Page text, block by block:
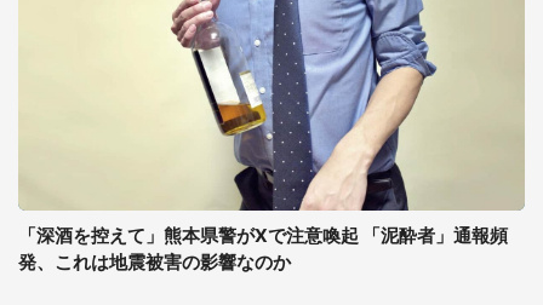
「深酒を控えて」熊本県警がXで注意喚起 「泥酔者」通報頻
発、これは地震被害の影響なのか